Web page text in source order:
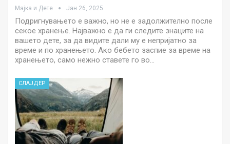
Мајка и Дете Јан 26, 2025
Подригнувањето е важно, но не е задолжително после
секое хранење. Најважно е да ги следите знаците на
вашето дете, за да видите дали му е непријатно за
време и по хранењето. Ако бебето заспие за време на
хранењето, само нежно ставете го во…
СЛАЈДЕР